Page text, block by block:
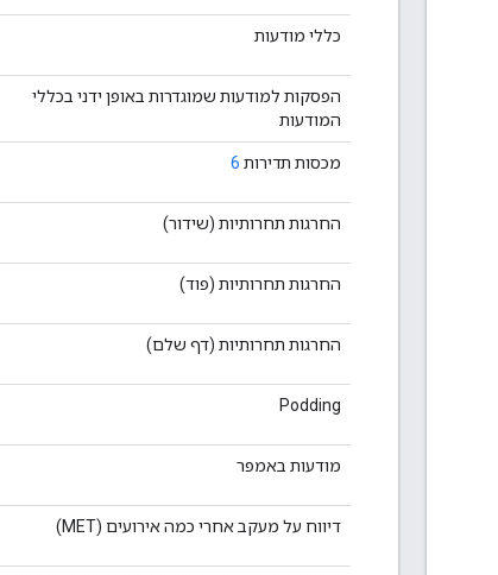
כללי מודעות
הפסקות למודעות שמוגדרות באופן ידני בכללי
המודעות
מכסות תדירות 6
החרגות תחרותיות (שידור)
החרגות תחרותיות (פוד)
החרגות תחרותיות (דף שלם)
Podding
מודעות באמפר
דיווח על מעקב אחרי כמה אירועים (MET)